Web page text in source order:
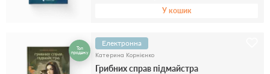
У кошик
Топ
продажу
Електронна
Катерина Корнієнко
Грибних справ підмайстра